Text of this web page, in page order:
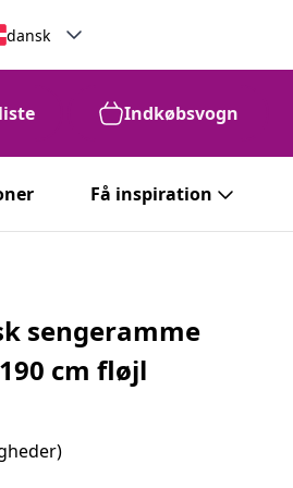
dansk
Indkøbsvogn
Få inspiration
sengeramme
cm fløjl